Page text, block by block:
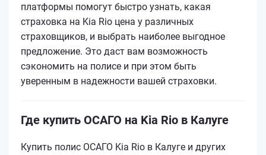
платформы помогут быстро узнать, какая
страховка на Kia Rio цена у различных
страховщиков, и выбрать наиболее выгодное
предложение. Это даст вам возможность
сэкономить на полисе и при этом быть
уверенным в надежности вашей страховки.
Где купить ОСАГО на Kia Rio в Калуге
Купить полис ОСАГО Kia Rio в Калуге и других